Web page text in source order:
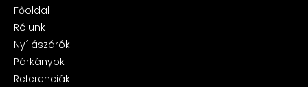
Főoldal
Rólunk
Nyílászárók
Párkányok
Referenciák